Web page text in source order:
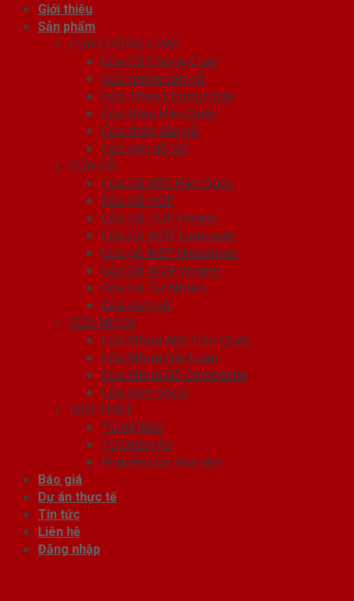
Giới thiệu
Sản phẩm
CỬA CHỐNG CHÁY
Cửa Gỗ Chống Cháy
Cửa nhôm vân gỗ
Cửa Thép Chống Cháy
Cửa thép Hàn Quốc
Cửa thép vân gỗ
Cửa vân gỗ 5D
CỬA GỖ
Cửa Gỗ ABS Hàn Quốc
Cửa Gỗ HDF
Cửa Gỗ HDF Veneer
Cửa Gỗ MDF Laminate
Cửa gỗ MDF Melamine
Cửa Gỗ MDF Veneer
Cửa Gỗ Tự Nhiên
Cửa vòm gỗ
CỬA NHỰA
Cửa Nhựa ABS Hàn Quốc
Cửa Nhựa Đài Loan
Cửa Nhựa Gỗ Composite
Cửa vòm nhựa
NỘI THẤT
Tủ Kệ Bếp
Tủ Quần Áo
Phụ kiện cửa nhà tắm
Báo giá
Dự án thực tế
Tin tức
Liên hệ
Đăng nhập